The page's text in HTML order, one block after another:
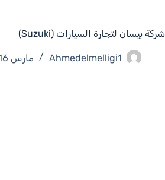
شركة بيسان لتجارة السيارات (Suzuki)
Ahmedelmelligi1 مارس 16, 2026